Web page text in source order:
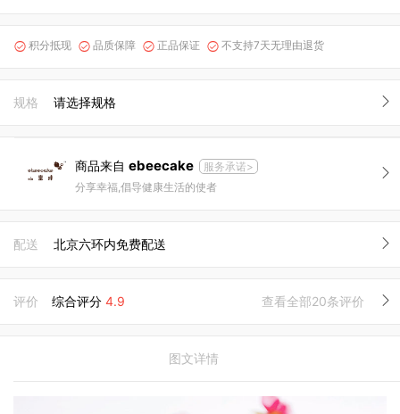
 积分抵现  品质保障  正品保证  不支持7天无理由退货
规格 请选择规格
商品来自 ebeecake
服务承诺>
分享幸福,倡导健康生活的使者
配送 北京六环内免费配送
评价 综合评分 4.9 查看全部20条评价
图文详情